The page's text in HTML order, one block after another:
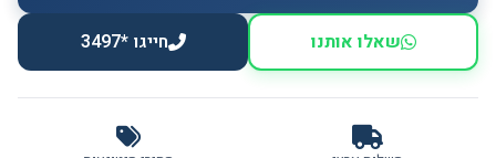
שאלו אותנו חייגו *3497